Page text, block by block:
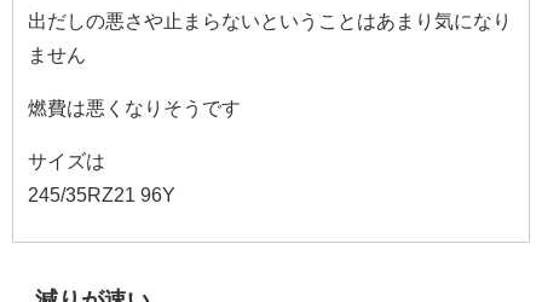
出だしの悪さや止まらないということはあまり気になり
ません
燃費は悪くなりそうです
サイズは
245/35RZ21 96Y